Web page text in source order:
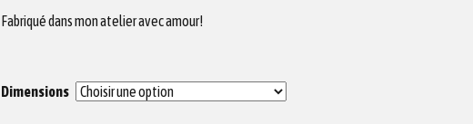
Fabriqué dans mon atelier avec amour!
Dimensions